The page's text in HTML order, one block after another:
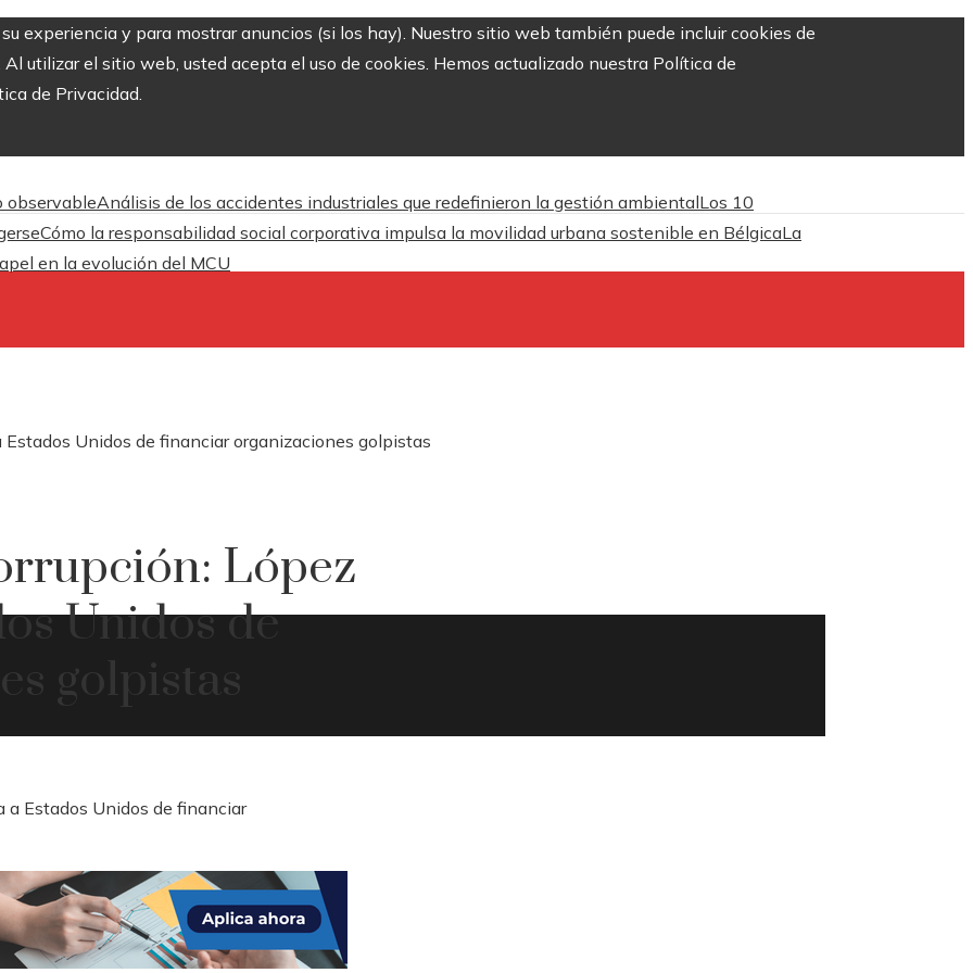
experiencia y para mostrar anuncios (si los hay). Nuestro sitio web también puede incluir cookies de
utilizar el sitio web, usted acepta el uso de cookies. Hemos actualizado nuestra Política de
de Privacidad.
observableAnálisis de los accidentes industriales que redefinieron la gestión ambientalLos 10
Cómo la responsabilidad social corporativa impulsa la movilidad urbana sostenible en BélgicaLa
en la evolución del MCU
Unidos de financiar organizaciones golpistas
López
Unidos de
golpistas